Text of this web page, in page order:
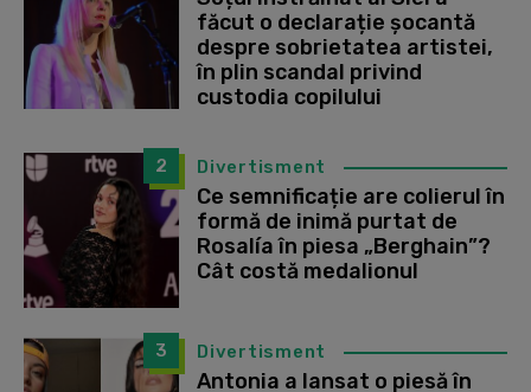
făcut o declarație șocantă
despre sobrietatea artistei,
în plin scandal privind
custodia copilului
2 Divertisment
Ce semnificație are colierul în
formă de inimă purtat de
Rosalía în piesa „Berghain”?
Cât costă medalionul
3 Divertisment
Antonia a lansat o piesă în